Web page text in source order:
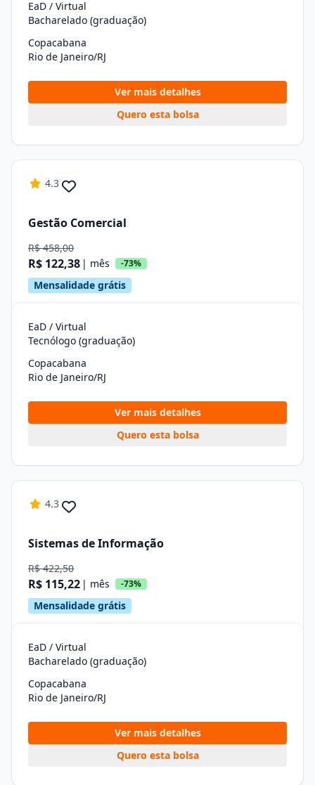
EaD / Virtual
Bacharelado (graduação)
Copacabana
Rio de Janeiro/RJ
Ver mais detalhes
Quero esta bolsa
4.3
Gestão Comercial
R$ 458,00
R$ 122,38 | mês -73%
Mensalidade grátis
EaD / Virtual
Tecnólogo (graduação)
Copacabana
Rio de Janeiro/RJ
Ver mais detalhes
Quero esta bolsa
4.3
Sistemas de Informação
R$ 422,50
R$ 115,22 | mês -73%
Mensalidade grátis
EaD / Virtual
Bacharelado (graduação)
Copacabana
Rio de Janeiro/RJ
Ver mais detalhes
Quero esta bolsa